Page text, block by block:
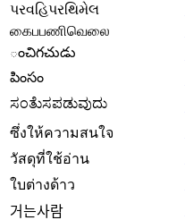
પરવહિપરથિમેલ
கைபபணிவெலை
ంచిగచుడు
పింసం
ಸಂತೆುಸಪಡುವುದು
ซึ่งให้ความสนใจ
วัสดุที่ใช้อ่าน
ใบต่างด้าว
거는사람